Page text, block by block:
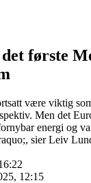
første
være viktig
Men det
energi og
sier Leiv
12:15